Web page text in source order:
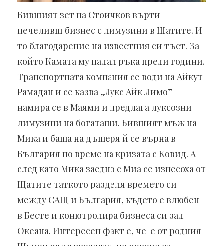
Бившият зет на Стоичков върти
печеливш бизнес с лимузини в Щатите. И
то благодарение на известния си тъст. За
който Камата му падал ръка преди години.
Транспортната компания се води на Айкут
Рамадан и се казва „Лукс Айк Лимо”
намира се в Маями и предлага луксозни
лимузини на богаташи. Бившият мъж на
Мика и баща на дъщеря й се върна в
България по време на кризата с Ковид. А
след като Мика заедно с Миа се изнесоха от
Щатите таткото разделя времето си
между САЩ и България, където е влюбен
в Бесте и конютролира бизнеса си зад
Океана. Интересен факт е, че е от родния